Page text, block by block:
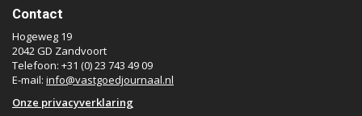
Contact
Hogeweg 19
2042 GD Zandvoort
Telefoon: +31 (0) 23 743 49 09
E-mail: info@vastgoedjournaal.nl
Onze privacyverklaring